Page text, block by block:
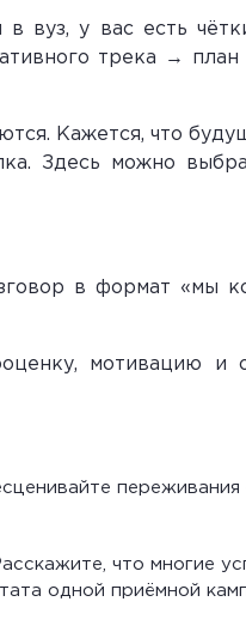
вуз, у вас есть
трека → план
Кажется, что
Здесь можно
в формат «мы
мотивацию и
переживания
что многие
одной приёмной